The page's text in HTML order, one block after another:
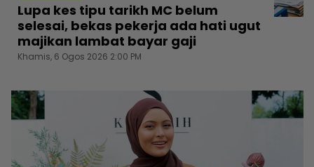
Lupa kes tipu tarikh MC belum
selesai, bekas pekerja ada hati ugut
majikan lambat bayar gaji
Khamis, 6 Ogos 2026 2:00 PM